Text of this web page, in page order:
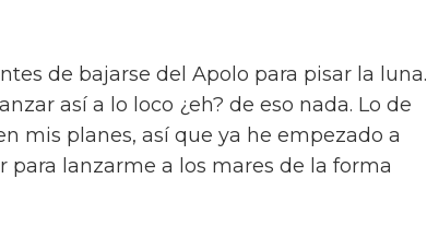
de bajarse del Apolo para pisar la luna.
así a lo loco ¿eh? de eso nada. Lo de
mis planes, así que ya he empezado a
lanzarme a los mares de la forma